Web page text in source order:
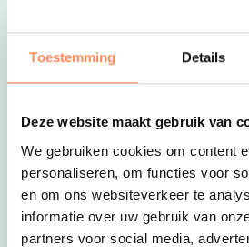
Toestemming Details
Deze website maakt gebruik van
We gebruiken cookies om content
personaliseren, om functies voor
en om ons websiteverkeer te
informatie over uw gebruik van
partners voor social media,